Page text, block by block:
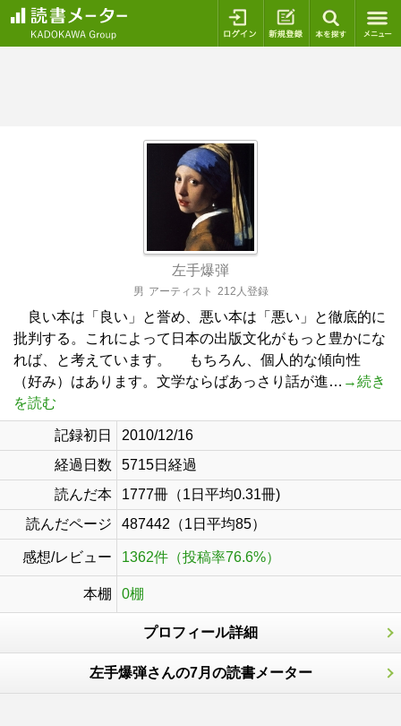
ログイン 新規登録
左手爆弾
男 アーティスト 212人登録
良い本は「良い」と誉め、悪い本は「悪い」と徹底的に
批判する。これによって日本の出版文化がもっと豊かにな
れば、と考えています。 もちろん、個人的な傾向性
（好み）はあります。文学ならばあっさり話が進… →続き
を読む
記録初日
2010/12/16
経過日数
5715日経過
読んだ本
1777冊（1日平均0.31冊)
読んだページ
487442（1日平均85）
感想/レビュー 1362件（投稿率76.6%）
本棚 0棚
プロフィール詳細
左手爆弾さんの7月の読書メーター